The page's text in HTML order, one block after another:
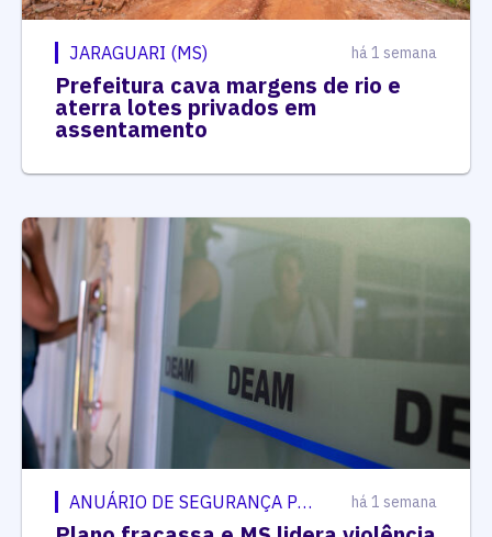
JARAGUARI (MS) há 1 semana
Prefeitura cava margens de rio e
aterra lotes privados em
assentamento
ANUÁRIO DE SEGURANÇA PÚBLICA há 1 semana